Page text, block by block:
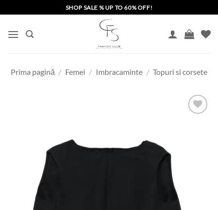
to
content
SHOP SALE % UP TO 60% OFF!
Prima pagină / Femei / Imbracaminte / Topuri si corsete